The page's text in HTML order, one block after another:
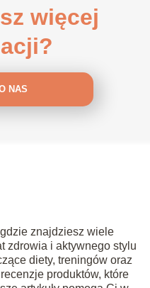
więcej
NAS
znajdziesz wiele
zdrowia i aktywnego stylu
diety, treningów oraz
produktów, które